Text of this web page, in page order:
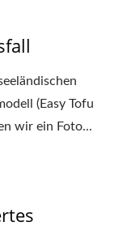
(Easy Tofu
wir ein Foto...